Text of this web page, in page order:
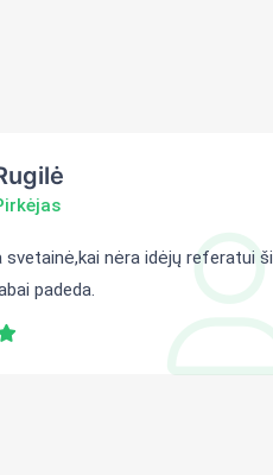
svetainė,kai nėra idėjų referatui ši
padeda.